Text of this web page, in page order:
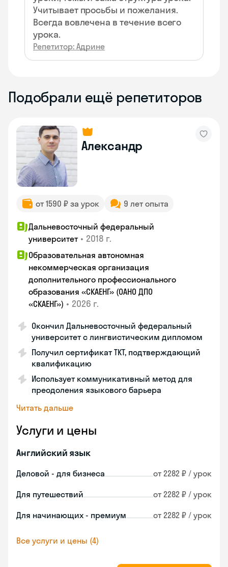
Учитывает просьбы и пожелания.
Всегда вовлечена в течение всего
урока.
Репетитор: Адрине
Подобрали ещё репетиторов
Александр
от 1590 ₽ за урок 9 лет опыта
Дальневосточный федеральный
университет • 2018 г.
Образовательная автономная
некоммерческая организация
дополнительного профессионального
образования «СКАЕНГ» (ОАНО ДПО
«СКАЕНГ») • 2026 г.
Окончил Дальневосточный федеральный
университет с лингвистическим дипломом
Получил сертификат TKT, подтверждающий
квалификацию
Использует коммуникативный метод для
преодоления языкового барьера
Читать дальше
Услуги и цены
Английский язык
Деловой - для бизнеса от 2282 ₽ / урок
Для путешествий от 2282 ₽ / урок
Для начинающих - премиум от 2282 ₽ / урок
Все услуги и цены (4)